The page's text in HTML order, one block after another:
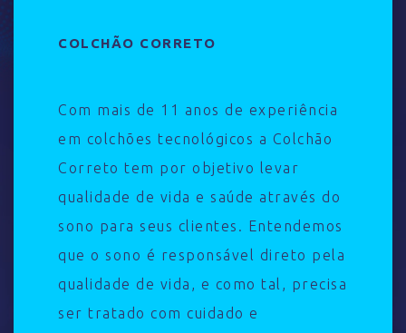
COLCHÃO CORRETO
Com mais de 11 anos de experiência
em colchões tecnológicos a Colchão
Correto tem por objetivo levar
qualidade de vida e saúde através do
sono para seus clientes. Entendemos
que o sono é responsável direto pela
qualidade de vida, e como tal, precisa
ser tratado com cuidado e